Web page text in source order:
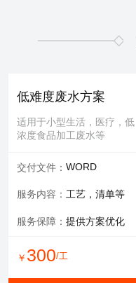
制，增加或删减功能版块等
维修内容：提供编程服务
可选服务：提供管线材料
立即购买
有限空间作业
适用于一体化设备内部，
低难度废水方案
适用于小型生活，医疗，低
浓度食品加工废水等
交付文件： WORD
服务内容： 工艺，清单等
服务保障： 提供方案优化
￥ 300/工